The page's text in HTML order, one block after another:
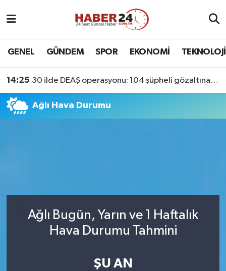
GENEL GÜNDEM SPOR EKONOMİ TEKNOLOJİ
14:25 30 ilde DEAŞ operasyonu: 104 şüpheli gözaltına alındı
Ağlı Hava Durumu
Ağlı Bugün, Yarın ve 1 Haftalık
Hava Durumu Tahmini
ŞU AN
Nöbetçi Eczaneler
Haber Arşivi